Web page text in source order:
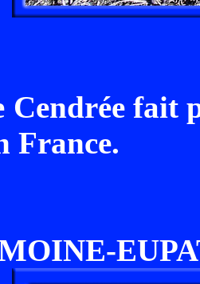
fait
France.